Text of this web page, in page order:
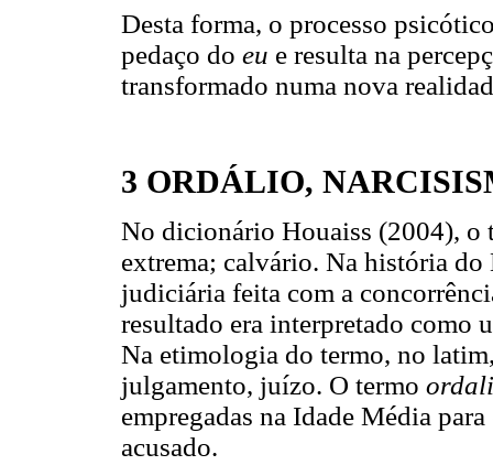
Desta forma, o processo
pedaço do eu e resulta na
transformado numa nova
3 ORDÁLIO,
No dicionário Houaiss (2004), o
extrema; calvário. Na história
judiciária feita com a
resultado era interpretado como
Na etimologia do termo, no
julgamento, juízo. O termo
empregadas na Idade Média
acusado.